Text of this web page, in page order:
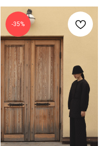
-35%